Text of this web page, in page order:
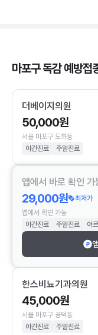
마포구 독감 예방접
더베이지의원
50,000원
서울 마포구 도화동
야간진료
주말진료
앱에서 바로 확인 가
29,000원
최저가
앱에서 확인 가능
야간진료
주말진료 어
한스비뇨기과의원
45,000원
서울 마포구 공덕동
야간진료
주말진료